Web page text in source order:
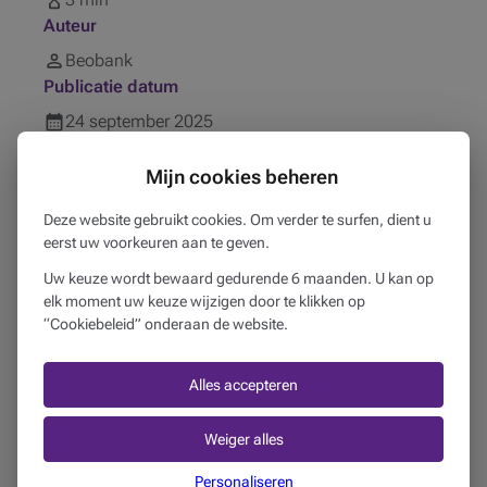
Auteur
Beobank
Publicatie datum
24 september 2025
Gerelateerde producten
Financiering
Deze publicatie bevat algemene informatie en vormt geen
onderworpen zijn aan specifieke regels of interpretaties,
afhankelijk van de situatie. Beobank is niet verantwoordelijk
voor de juistheid, de volledigheid en de bijgewerkte versie van
de informatie uit de genoemde bronnen.
Mijn cookies beheren
Deze website gebruikt cookies. Om verder te surfen, dient u
eerst uw voorkeuren aan te geven.
Uw keuze wordt bewaard gedurende 6 maanden. U kan op
elk moment uw keuze wijzigen door te klikken op
“Cookiebeleid” onderaan de website.
Alles accepteren
Weiger alles
Personaliseren